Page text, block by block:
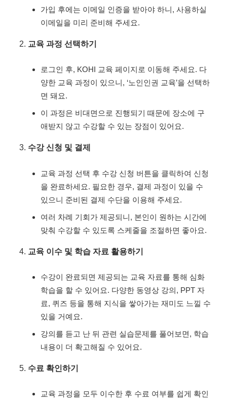
가입 후에는 이메일 인증을 받아야 하니, 사용하실
이메일을 미리 준비해 주세요.
교육 과정 선택하기
로그인 후, KOHI 교육 페이지로 이동해 주세요. 다
양한 교육 과정이 있으니, ‘노인인권 교육’을 선택하
면 돼요.
이 과정은 비대면으로 진행되기 때문에 장소에 구
애받지 않고 수강할 수 있는 장점이 있어요.
수강 신청 및 결제
교육 과정 선택 후 수강 신청 버튼을 클릭하여 신청
을 완료하세요. 필요한 경우, 결제 과정이 있을 수
있으니 준비된 결제 수단을 이용해 주세요.
여러 차례 기회가 제공되니, 본인이 원하는 시간에
맞춰 수강할 수 있도록 스케줄을 조절하면 좋아요.
교육 이수 및 학습 자료 활용하기
수강이 완료되면 제공되는 교육 자료를 통해 심화
학습을 할 수 있어요. 다양한 동영상 강의, PPT 자
료, 퀴즈 등을 통해 지식을 쌓아가는 재미도 느낄 수
있을 거예요.
강의를 듣고 난 뒤 관련 실습문제를 풀어보면, 학습
내용이 더 확고해질 수 있어요.
수료 확인하기
교육 과정을 모두 이수한 후 수료 여부를 쉽게 확인